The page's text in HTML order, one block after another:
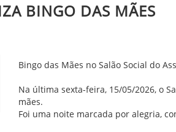
BINGO DAS MÃES
Bingo das Mães no Salão Social do
Na última sexta-feira, 15/05/2026, o
mães.
Foi uma noite marcada por alegria,